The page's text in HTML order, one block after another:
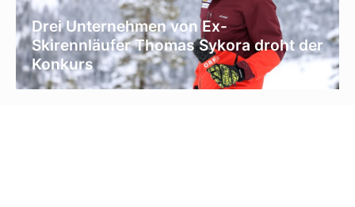
Drei Unternehmen von Ex-
Skirennläufer Thomas Sykora droht der
Konkurs